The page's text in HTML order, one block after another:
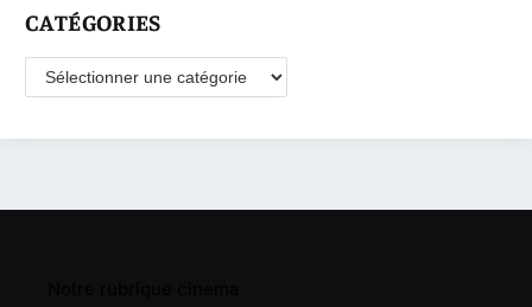
CATÉGORIES
Catégories